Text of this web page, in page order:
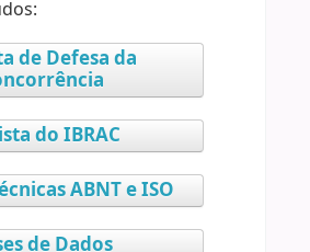
de Defesa da
do IBRAC
ABNT e ISO
de Dados